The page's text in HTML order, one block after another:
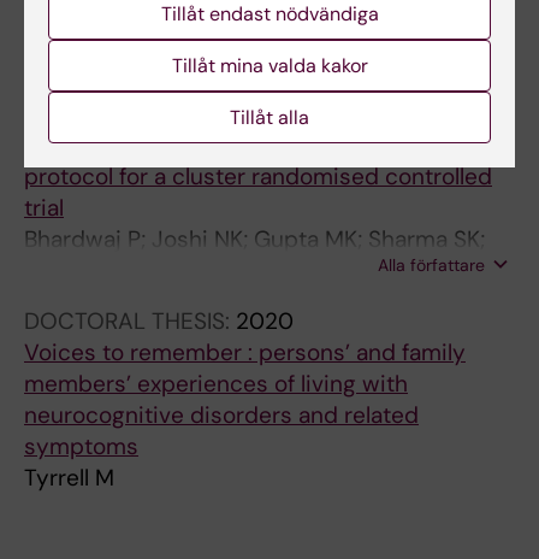
STUDY PROTOCOL:BMJ OPEN.
2025;15(1):e087896
mHealth-based intervention by community
workers to support family caregivers of
persons with dementia living at home: study
protocol for a cluster randomised controlled
trial
Bhardwaj P; Joshi NK; Gupta MK; Sharma SK;
Nebhinani N; Sinha A; Tyrrell M; Konradsen H;
Alla författare
DOCTORAL THESIS: 2020
Voices to remember : persons’ and family
members’ experiences of living with
neurocognitive disorders and related
symptoms
Tyrrell M
Tillåt endast nödvändiga
Tillåt mina valda kakor
Tillåt alla